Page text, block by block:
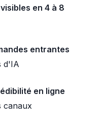
en 4 à 8
entrantes
d'IA
en ligne
canaux